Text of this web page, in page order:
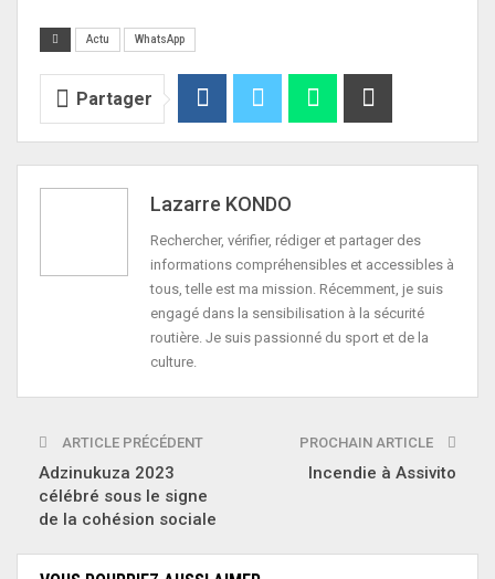
Actu WhatsApp
Partager
Lazarre KONDO
Rechercher, vérifier, rédiger et partager des
informations compréhensibles et accessibles à
tous, telle est ma mission. Récemment, je suis
engagé dans la sensibilisation à la sécurité
routière. Je suis passionné du sport et de la
culture.
ARTICLE PRÉCÉDENT
Adzinukuza 2023
célébré sous le signe
de la cohésion sociale
PROCHAIN ARTICLE
Incendie à Assivito